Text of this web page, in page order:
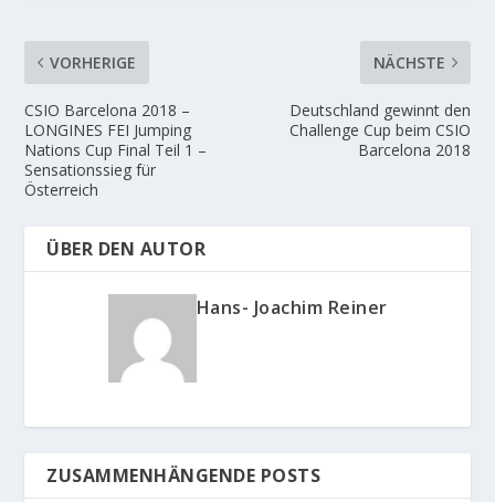
VORHERIGE
CSIO Barcelona 2018 –
LONGINES FEI Jumping
Nations Cup Final Teil 1 –
Sensationssieg für
Österreich
NÄCHSTE
Deutschland gewinnt den
Challenge Cup beim CSIO
Barcelona 2018
ÜBER DEN AUTOR
Hans- Joachim Reiner
ZUSAMMENHÄNGENDE POSTS